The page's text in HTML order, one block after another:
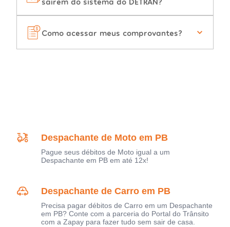
Como acessar meus comprovantes?
Despachante de Moto em PB
Pague seus débitos de Moto igual a um
Despachante em PB em até 12x!
Despachante de Carro em PB
Precisa pagar débitos de Carro em um Despachante
em PB? Conte com a parceria do Portal do Trânsito
com a Zapay para fazer tudo sem sair de casa.